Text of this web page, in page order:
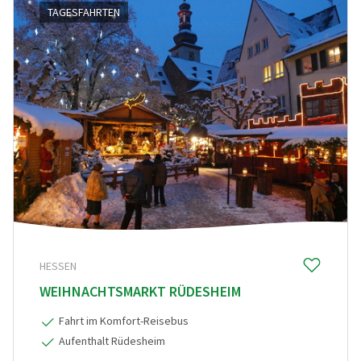
Mittelmeer & Fernreisen
Nördliche Länder(0)
Portugal XXX(0)
Österreich & Schweiz(0)
Östliche Länder(0)
KATEGORIE
60plus Reisen(0)
Adventsreisen
Aktivreisen
Clubreisen
TAGESFAHRTEN
HESSEN
WEIHNACHTSMARKT RÜDESHEIM
Fahrt im Komfort-Reisebus
Aufenthalt Rüdesheim